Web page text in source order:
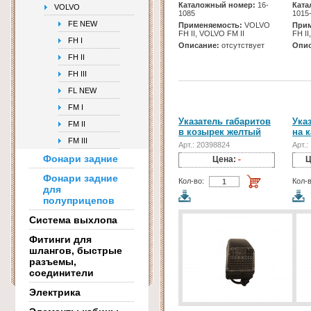
VOLVO
FE NEW
FH I
FH II
FH III
FL NEW
FM I
FM II
FM III
Фонари задние
Фонари задние
для
полуприцепов
Система выхлопа
Фитинги для
шлангов, быстрые
разъемы,
соединители
Электрика
Каталожный номер: 16-
1085
Применяемость: VOLVO
FH II, VOLVO FM II
Описание: отсутствует
FH
Указатель габаритов
в козырек желтый
Арт.: 20398824
Цена: -
Кол-во:
на
Арт.:
Кол-